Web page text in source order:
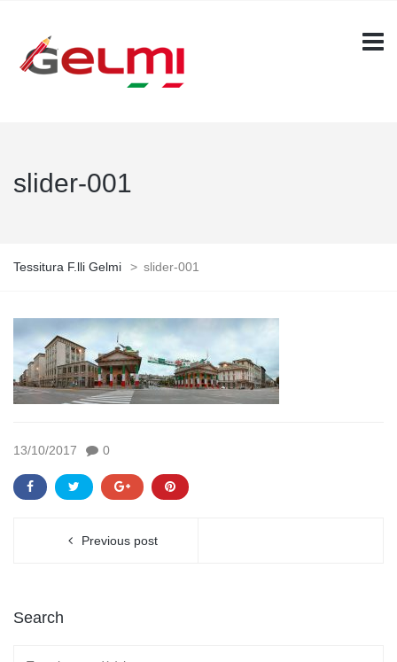
slider-001
Tessitura F.lli Gelmi > slider-001
13/10/2017 0
Previous post
Search